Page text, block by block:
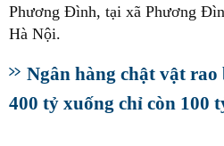
Phương Đình, tại xã Phương
Hà Nội.
Ngân hàng chật vật
400 tỷ xuống chỉ còn 100